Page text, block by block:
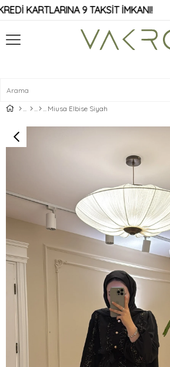
KAPIDA ÖDEME İMKANI!
Miusa Elbise Siyah